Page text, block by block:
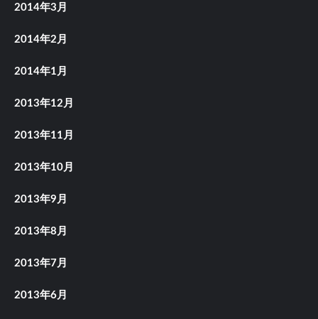
2014年3月
2014年2月
2014年1月
2013年12月
2013年11月
2013年10月
2013年9月
2013年8月
2013年7月
2013年6月